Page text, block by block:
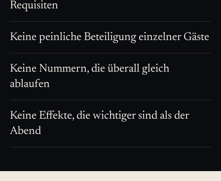
Requisiten
Keine peinliche Beteiligung einzelner Gäste
Keine Nummern, die überall gleich
ablaufen
Keine Effekte, die wichtiger sind als der
Abend